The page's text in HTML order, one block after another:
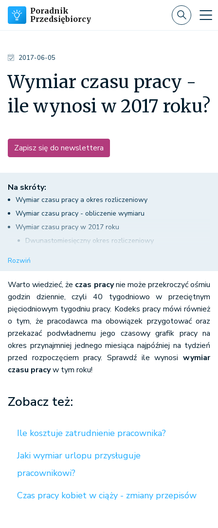
Poradnik
Przedsiębiorcy
2017-06-05
Wymiar czasu pracy -
ile wynosi w 2017 roku?
Zapisz się do newslettera
Na skróty:
Wymiar czasu pracy a okres rozliczeniowy
Wymiar czasu pracy - obliczenie wymiaru
Wymiar czasu pracy w 2017 roku
Dwunastomiesięczny okres rozliczeniowy
Czteromiesięczny okres rozliczeniowy
Trzymiesięczny okres rozliczeniowy
Jednomiesięczny okres rozliczeniowy
Wymiar czasu pracy a dni ustawowo wolne od pracy
Wymiar czasu pracy w ruchu ciągłym
Rozwiń
Warto wiedzieć, że czas pracynie może przekroczyć ośmiu
godzin dziennie, czyli 40 tygodniowo w przeciętnym
pięciodniowym tygodniu pracy. Kodeks pracy mówi również
o tym, że pracodawca ma obowiązek przygotować oraz
przekazać podwładnemu jego czasowy grafik pracy na
okres przynajmniej jednego miesiąca najpóźniej na tydzień
przed rozpoczęciem pracy. Sprawdź ile wynosi wymiar
czasu pracyw tym roku!
Zobacz też:
Ile kosztuje zatrudnienie pracownika?
Jaki wymiar urlopu przysługuje
pracownikowi?
Czas pracy kobiet w ciąży - zmiany przepisów